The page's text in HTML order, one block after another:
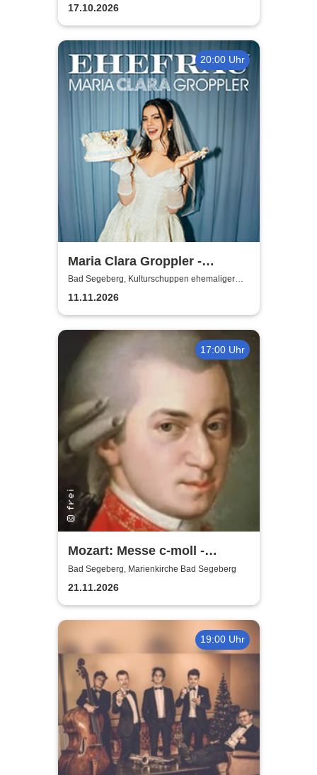
Schleswig-Holstein
17.10.2026
20:00 Uhr
Maria Clara Groppler -
Ehefrau | 2026
Bad Segeberg, Kulturschuppen ehemaliger
Antikschuppen
11.11.2026
17:00 Uhr
Mozart: Messe c-moll -
Marienkirche Bad Segeberg
Bad Segeberg, Marienkirche Bad Segeberg
21.11.2026
19:00 Uhr